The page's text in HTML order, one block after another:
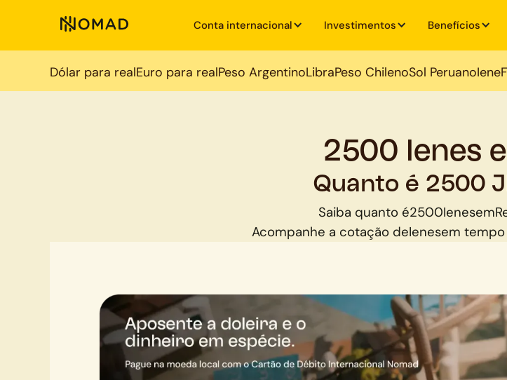
Conta internacional Investimentos Benefícios
Dólar para realEuro para realPeso ArgentinoLibraPeso ChilenoSol PeruanoIene
2500 Ienes
Quanto é 2500
Saiba quanto é2500Ienesem
Acompanhe a cotação deIenesem